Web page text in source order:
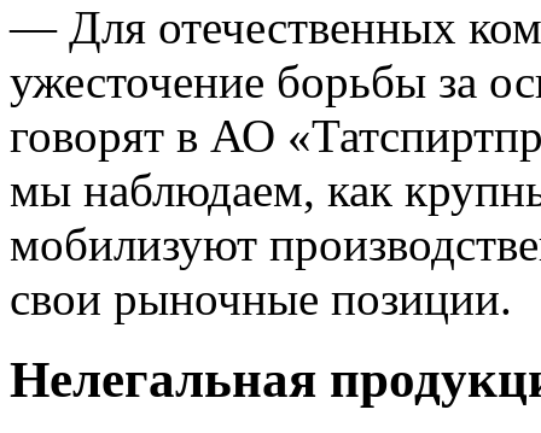
— Для отечественных
ужесточение борьбы за
говорят в АО
мы наблюдаем, как
мобилизуют
свои рыночные позиции.
Нелегальная